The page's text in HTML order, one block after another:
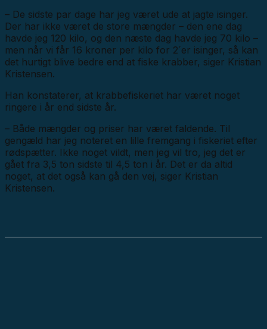
– De sidste par dage har jeg været ude at jagte isinger.
Der har ikke været de store mængder – den ene dag
havde jeg 120 kilo, og den næste dag havde jeg 70 kilo –
men når vi får 16 kroner per kilo for 2´er isinger, så kan
det hurtigt blive bedre end at fiske krabber, siger Kristian
Kristensen.
Han konstaterer, at krabbefiskeriet har været noget
ringere i år end sidste år.
– Både mængder og priser har været faldende. Til
gengæld har jeg noteret en lille fremgang i fiskeriet efter
rødspætter. Ikke noget vildt, men jeg vil tro, jeg det er
gået fra 3,5 ton sidste til 4,5 ton i år. Det er da altid
noget, at det også kan gå den vej, siger Kristian
Kristensen.